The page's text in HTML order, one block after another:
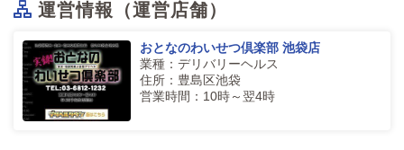
運営情報（運営店舗）
おとなのわいせつ倶楽部 池袋店
業種：デリバリーヘルス
住所：豊島区池袋
営業時間：10時～翌4時